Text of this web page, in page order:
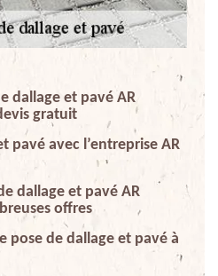
dallage et pavé AR
gratuit
pavé avec l’entreprise AR
dallage et pavé AR
offres
pose de dallage et pavé à